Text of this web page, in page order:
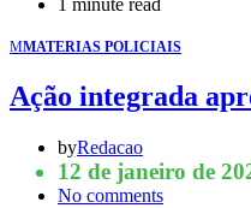
1 minute read
MMATERIAS POLICIAIS
Ação integrada
byRedacao
12 de janeiro de
No comments